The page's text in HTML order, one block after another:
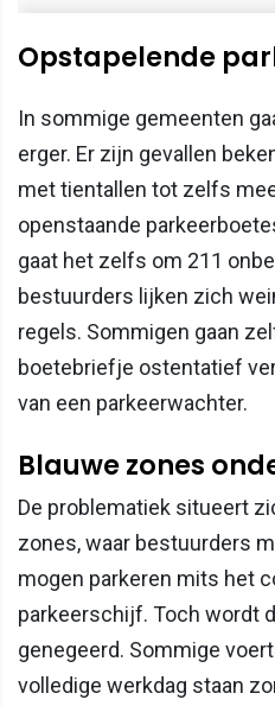
Opstapelende
In sommige gemeenten
erger. Er zijn gevallen
met tientallen tot zelfs
openstaande
gaat het zelfs om 211
bestuurders lijken zich
regels. Sommigen gaan
boetebriefje ostentatief
van een parkeerwachter.
Blauwe zones
De problematiek situeert
zones, waar bestuurders
mogen parkeren mits het
parkeerschijf. Toch wordt
genegeerd. Sommige
volledige werkdag staan